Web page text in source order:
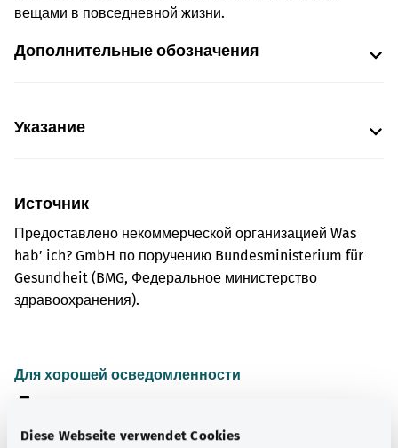
Diese Webseite verwendet Cookies
вещами в повседневной жизни.
Дополнительные обозначения
Указание
Источник
Предоставлено некоммерческой организацией Was
hab’ ich? GmbH по поручению Bundesministerium für
Gesundheit (BMG, Федеральное министерство
здравоохранения).
Для хорошей осведомленности
Другие статьи